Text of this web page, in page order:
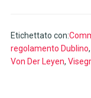
Etichettato con:
regolamento Dublino,
Von Der Leyen,